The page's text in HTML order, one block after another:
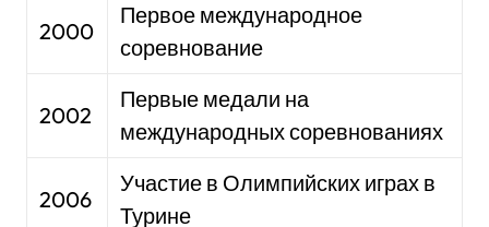
2000
Первое международное
соревнование
2002
Первые медали на
международных соревнованиях
2006
Участие в Олимпийских играх в
Турине